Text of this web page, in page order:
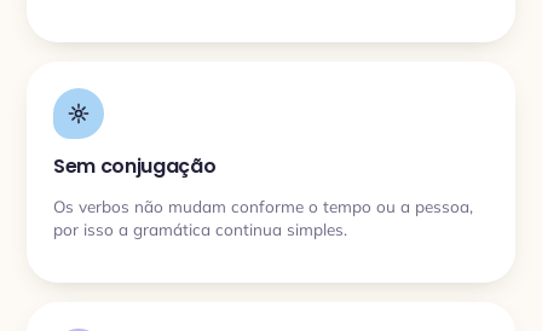
Sem conjugação
Os verbos não mudam conforme o tempo ou a pessoa,
por isso a gramática continua simples.